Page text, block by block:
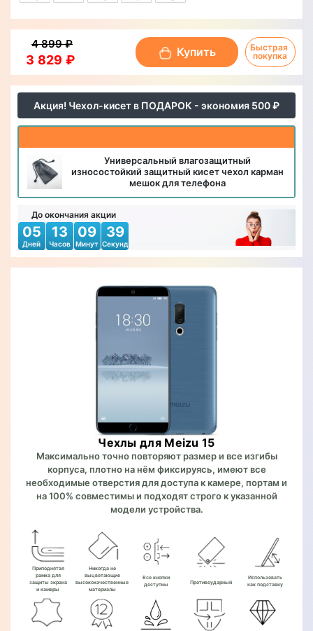
Акция! Чехол-кисет в ПОДАРОК - экономия 500 ₽
Универсальный влагозащитный
износостойкий защитный кисет чехол карман
мешок для телефона
До окончания акции
05
Дней
13
Часов
09
Минут
36
Секунд
Чехлы для Meizu 15
Максимально точно повторяют размер и все изгибы
корпуса, плотно на нём фиксируясь, имеют все
необходимые отверстия для доступа к камере, портам и
на 100% совместимы и подходят строго к указанной
модели устройства.
Приподнятая
рамка для
защиты экрана
и камеры
Никогда не
выцветающие
высококачественные
материалы
Все кнопки
доступны
Противоударный
Использовать
как подставку
3 829 ₽
4 899 ₽
Купить
Быстрая
покупка